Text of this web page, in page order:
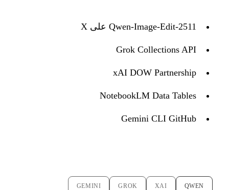
Qwen-Image-Edit-2511 على X
Grok Collections API
xAI DOW Partnership
NotebookLM Data Tables
Gemini CLI GitHub
QWEN
XAI
GROK
GEMINI